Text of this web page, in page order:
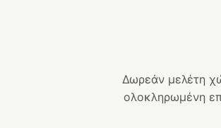
Δωρεάν μελέτη
ολοκληρωμένη